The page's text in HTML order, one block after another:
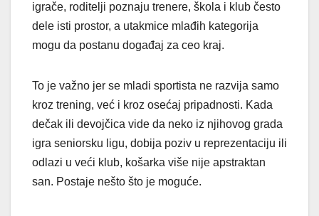
igrače, roditelji poznaju trenere, škola i klub često
dele isti prostor, a utakmice mlađih kategorija
mogu da postanu događaj za ceo kraj.
To je važno jer se mladi sportista ne razvija samo
kroz trening, već i kroz osećaj pripadnosti. Kada
dečak ili devojčica vide da neko iz njihovog grada
igra seniorsku ligu, dobija poziv u reprezentaciju ili
odlazi u veći klub, košarka više nije apstraktan
san. Postaje nešto što je moguće.